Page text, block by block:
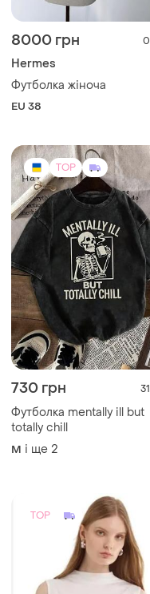
8000 грн 0
Hermes
Футболка жіноча
EU 38
TOP
730 грн 31
Футболка mentally ill but
totally chill
M і ще 2
TOP